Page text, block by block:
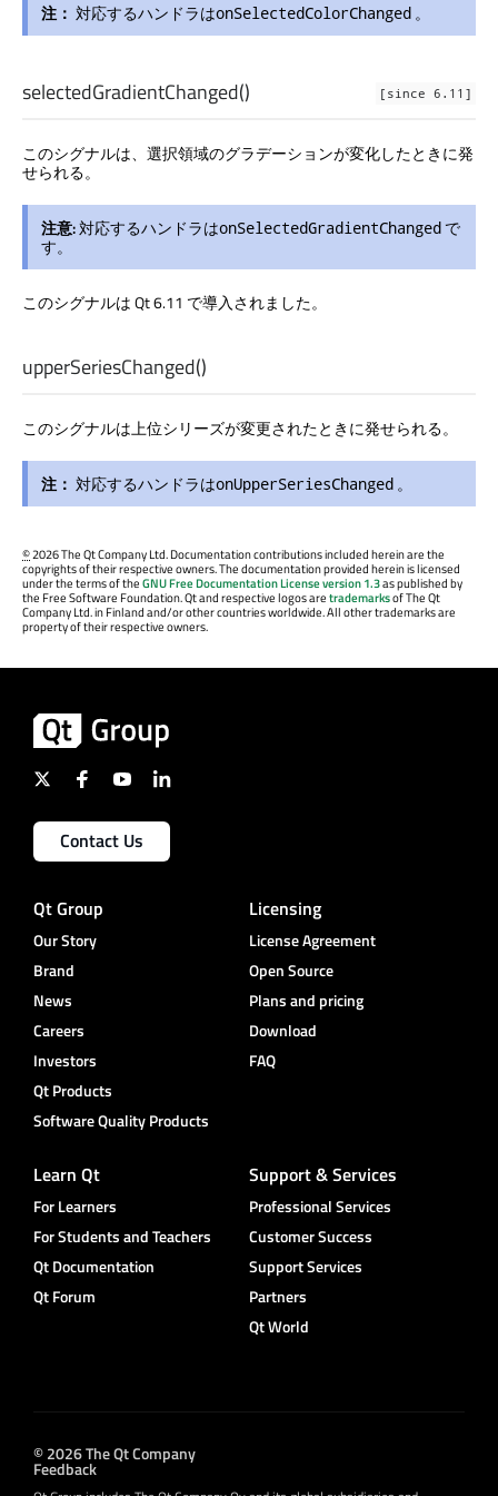
注： 対応するハンドラはonSelectedColorChanged 。
[since 6.11]
selectedGradientChanged()
このシグナルは、選択領域のグラデーションが変化したときに発
せられる。
注意:対応するハンドラはonSelectedGradientChanged で
す。
このシグナルは Qt 6.11 で導入されました。
upperSeriesChanged()
このシグナルは上位シリーズが変更されたときに発せられる。
注： 対応するハンドラはonUpperSeriesChanged 。
©2026 The Qt Company Ltd. Documentation contributions included herein are the
copyrights of their respective owners. The documentation provided herein is licensed
under the terms of theGNU Free Documentation License version 1.3as published by
the Free Software Foundation. Qt and respective logos aretrademarksof The Qt
Company Ltd. in Finland and/or other countries worldwide. All other trademarks are
property of their respective owners.
Contact Us
Qt Group
Our Story
Brand
News
Careers
Investors
Qt Products
Software Quality Products
Licensing
License Agreement
Open Source
Plans and pricing
Download
FAQ
Learn Qt
For Learners
For Students and Teachers
Qt Documentation
Qt Forum
Support & Services
Professional Services
Customer Success
Support Services
Partners
Qt World
© 2026 The Qt Company
Feedback